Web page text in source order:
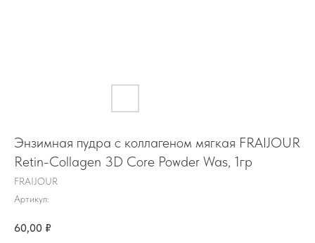
Энзимная пудра с коллагеном мягкая FRAIJOUR
Retin-Collagen 3D Core Powder Was, 1гр
FRAIJOUR
Артикул:
60,00 ₽